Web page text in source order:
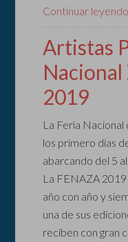
Continuar leyendo...
Artistas
Nacional
2019
La Feria
los primero días
abarcando del 5
La FENAZA
año con año y
una de sus
reciben con gran